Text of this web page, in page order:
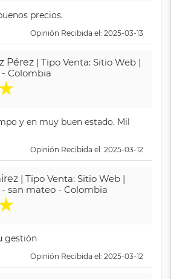
precios.
Opinión Recibida el: 2025-03-13
Pérez | Tipo Venta: Sitio Web |
Colombia
y en muy buen estado. Mil
Opinión Recibida el: 2025-03-12
| Tipo Venta: Sitio Web |
- san mateo - Colombia
gestión
Opinión Recibida el: 2025-03-12